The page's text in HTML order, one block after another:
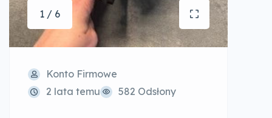
1 / 6
Konto Firmowe
2 lata temu
582 Odsłony